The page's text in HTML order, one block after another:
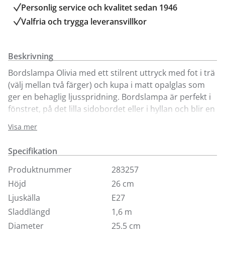
Personlig service och kvalitet sedan 1946
Valfria och trygga leveransvillkor
Beskrivning
Bordslampa Olivia med ett stilrent uttryck med fot i trä
(välj mellan två färger) och kupa i matt opalglas som
ger en behaglig ljusspridning. Bordslampa är perfekt i
fönstret, på det lilla sidobordet eller i hyllan och blir en
Svart textilsladd med dimmer vilket gör att du enkelt
kan justera ljusstyrkan.
Ljuskälla: ingår ej
Kabel: 1, 6 m
Sockel: E27, max 60 W
Visa mer
Specifikation
Produktnummer
283257
Höjd
26 cm
Ljuskälla
E27
Sladdlängd
1,6 m
Diameter
25.5 cm